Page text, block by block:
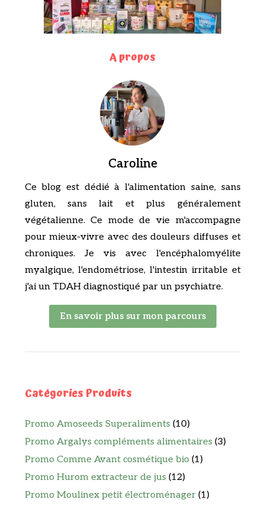
A propos
Caroline
Ce blog est dédié à l'alimentation saine, sans
gluten, sans lait et plus généralement
végétalienne. Ce mode de vie m'accompagne
pour mieux-vivre avec des douleurs diffuses et
chroniques. Je vis avec l'encéphalomyélite
myalgique, l'endométriose, l'intestin irritable et
j'ai un TDAH diagnostiqué par un psychiatre.
En savoir plus sur mon parcours
Catégories Produits
Promo Amoseeds Superaliments (10)
Promo Argalys compléments alimentaires (3)
Promo Comme Avant cosmétique bio (1)
Promo Hurom extracteur de jus (12)
Promo Moulinex petit électroménager (1)